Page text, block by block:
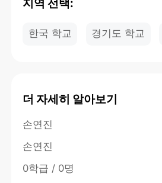
지역 선택:
한국 학교 경기도 학교
더 자세히 알아보기
손연진
손연진
0학급 / 0명